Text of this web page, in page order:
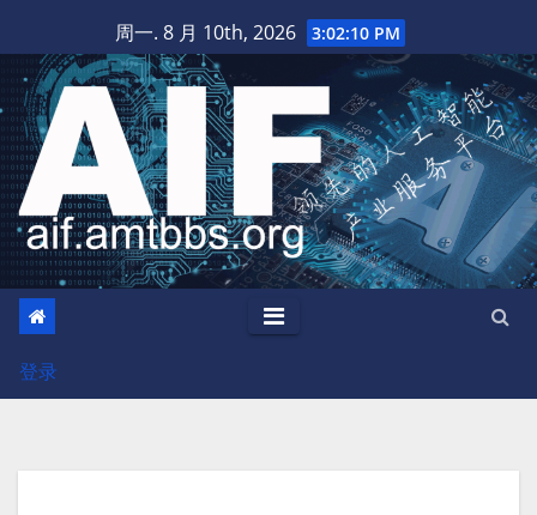
至
内
容
周一. 8 月 10th, 2026 3:02:11 PM
登录